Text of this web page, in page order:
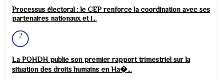
Processus électoral : le CEP renforce la coordination avec ses
partenaires nationaux et i...
2
La POHDH publie son premier rapport trimestriel sur la
situation des droits humains en Ha�...